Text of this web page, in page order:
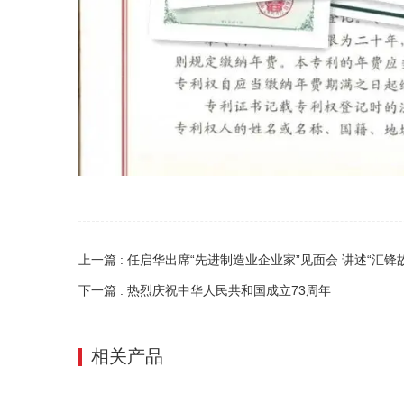
上一篇 : 任启华出席“先进制造业企业家”见面会 讲述“汇锋
下一篇 : 热烈庆祝中华人民共和国成立73周年
相关产品